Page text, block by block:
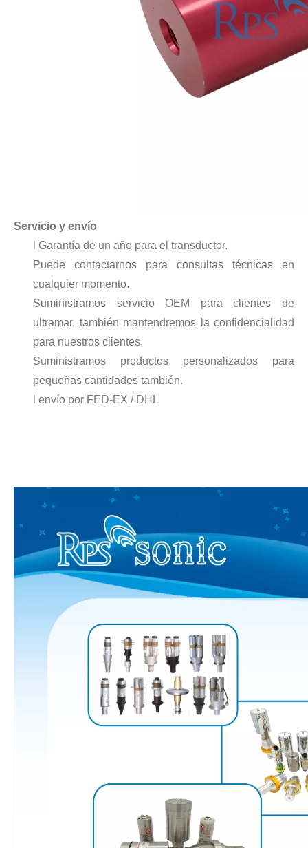
Actualmente, la investigación sobre la extracción de antioxidantes
El sistema de recubrimiento de pulverización ultrasónica es una
El sistema de recubrimiento de pulverización ultrasónica es una
Servicio y envío
l Garantía de un año para el transductor.
Puede contactarnos para consultas técnicas en
cualquier momento.
Suministramos servicio OEM para clientes de
ultramar, también mantendremos la confidencialidad
para nuestros clientes.
Suministramos productos personalizados para
pequeñas cantidades también.
l envío por FED-EX / DHL